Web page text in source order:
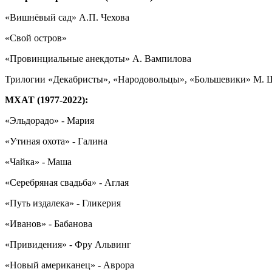
«Вишнёвый сад» А.П. Чехова
«Свой остров»
«Провинциальные анекдоты» А. Вампилова
Трилогии «Декабристы», «Народовольцы», «Большевики» М.
МХАТ (1977-2022):
«Эльдорадо» - Мария
«Утиная охота» - Галина
«Чайка» - Маша
«Серебряная свадьба» - Аглая
«Путь издалека» - Гликерия
«Иванов» - Бабанова
«Привидения» - Фру Альвинг
«Новый американец» - Аврора